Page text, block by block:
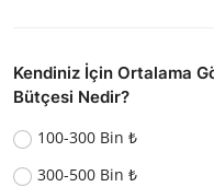
Kendiniz İçin Ortalama
Bütçesi Nedir?
100-300 Bin ₺
300-500 Bin ₺